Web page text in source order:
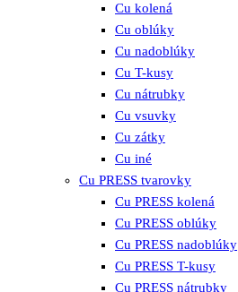
Cu kolená
Cu oblúky
Cu nadoblúky
Cu T-kusy
Cu nátrubky
Cu vsuvky
Cu zátky
Cu iné
Cu PRESS tvarovky
Cu PRESS kolená
Cu PRESS oblúky
Cu PRESS nadoblúky
Cu PRESS T-kusy
Cu PRESS nátrubky